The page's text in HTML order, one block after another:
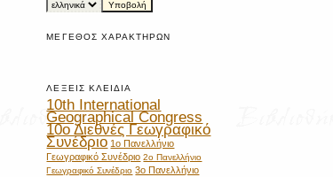
ΜΈΓΕΘΟΣ ΧΑΡΑΚΤΉΡΩΝ
ΛΈΞΕΙΣ ΚΛΕΙΔΙΆ
10th International
Geographical Congress
10ο Διεθνές Γεωγραφικό
Συνέδριο 1ο Πανελλήνιο
Γεωγραφικό Συνέδριο 2ο Πανελλήνιο
Γεωγραφικό Συνέδριο 3ο Πανελλήνιο